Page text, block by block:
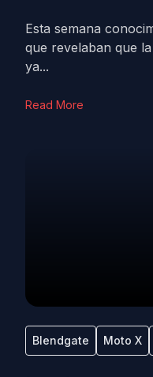
Esta semana
que revelaban que
ya...
Read More
Blendgate Moto X